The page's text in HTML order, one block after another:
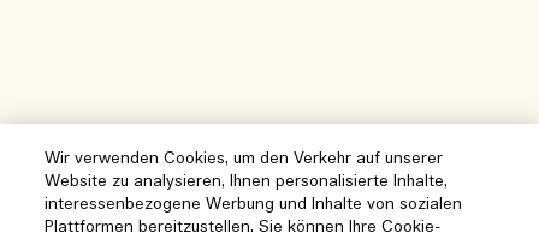
Wir verwenden Cookies, um den Verkehr auf unserer
Website zu analysieren, Ihnen personalisierte Inhalte,
interessenbezogene Werbung und Inhalte von sozialen
Plattformen bereitzustellen. Sie können Ihre Cookie-